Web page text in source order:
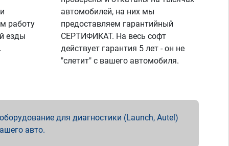
работу
езды
автомобилей, на них мы
предоставляем гарантийный
СЕРТИФИКАТ. На весь софт
действует гарантия 5 лет - он не
"слетит" с вашего автомобиля.
для диагностики (Launch, Autel)
авто.